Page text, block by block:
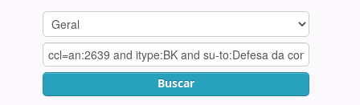
Buscar